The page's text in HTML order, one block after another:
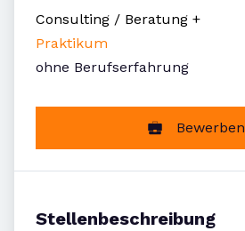
Consulting / Beratung +
Praktikum
ohne Berufserfahrung
Bewerben
Stellenbeschreibung